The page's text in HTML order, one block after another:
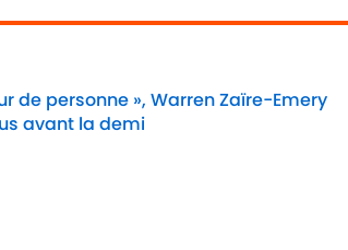
de personne », Warren Zaïre-Emery
avant la demi